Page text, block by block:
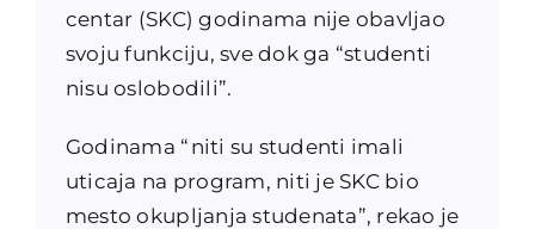
centar (SKC) godinama nije obavljao
svoju funkciju, sve dok ga “studenti
nisu oslobodili”.
Godinama “niti su studenti imali
uticaja na program, niti je SKC bio
mesto okupljanja studenata”, rekao je